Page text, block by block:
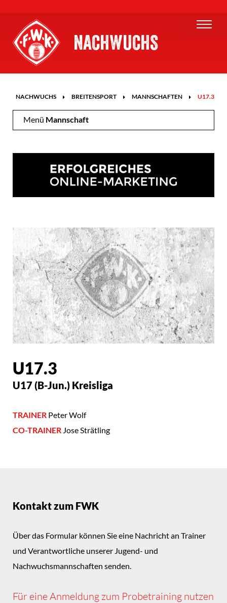
NACHWUCHS
NACHWUCHS BREITENSPORT MANNSCHAFTEN U17.3
Menü Mannschaft
U17.3
U17 (B-Jun.) Kreisliga
TRAINER Peter Wolf
CO-TRAINER Jose Strätling
Kontakt zum FWK
Über das Formular können Sie eine Nachricht an Trainer
und Verantwortliche unserer Jugend- und
Nachwuchsmannschaften senden.
Für eine Anmeldung zum Probetraining nutzen